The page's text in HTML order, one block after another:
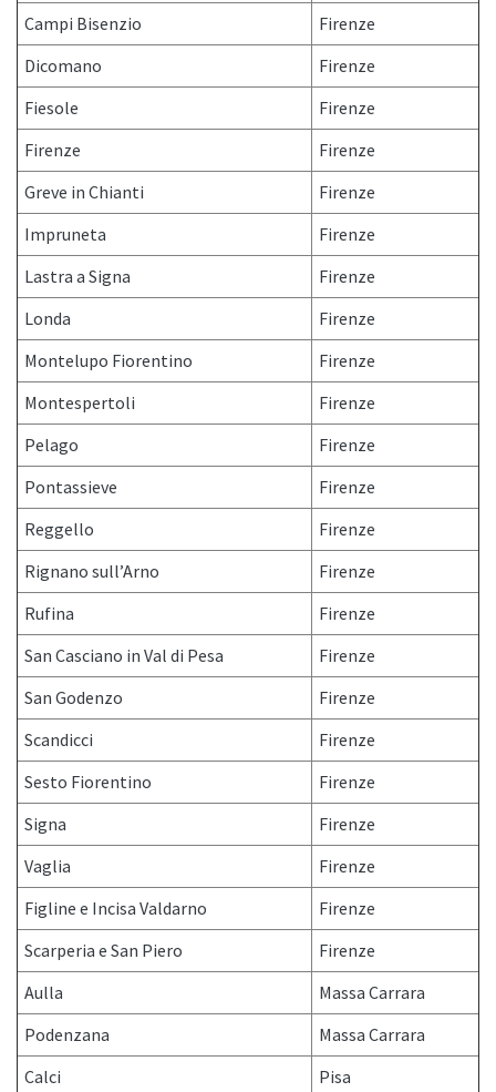
Campi Bisenzio
Firenze
Dicomano
Firenze
Fiesole
Firenze
Firenze
Firenze
Greve in Chianti
Firenze
Impruneta
Firenze
Lastra a Signa
Firenze
Londa
Firenze
Montelupo Fiorentino
Firenze
Montespertoli
Firenze
Pelago
Firenze
Pontassieve
Firenze
Reggello
Firenze
Rignano sull’Arno
Firenze
Rufina
Firenze
San Casciano in Val di Pesa
Firenze
San Godenzo
Firenze
Scandicci
Firenze
Sesto Fiorentino
Firenze
Signa
Firenze
Vaglia
Firenze
Figline e Incisa Valdarno
Firenze
Scarperia e San Piero
Firenze
Aulla
Massa Carrara
Podenzana
Massa Carrara
Calci
Pisa